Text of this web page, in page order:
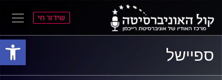
פתח
התפריט
הראשי
התוכן
הראשי
שידור חי
ספיישל